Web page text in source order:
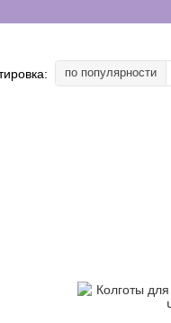
по популярности